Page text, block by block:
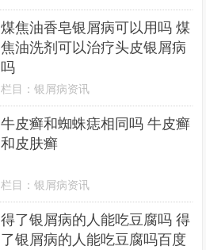
煤焦油香皂银屑病可以用吗 煤
焦油洗剂可以治疗头皮银屑病
吗
栏目：银屑病资讯
牛皮癣和蜘蛛痣相同吗 牛皮癣
和皮肤癣
栏目：银屑病资讯
得了银屑病的人能吃豆腐吗 得
了银屑病的人能吃豆腐吗百度